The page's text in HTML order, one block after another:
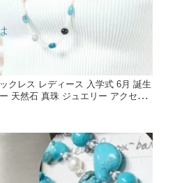
クレス レディース 入学式 6月 誕生
天然石 真珠 ジュエリー アクセサ
40代 50代 60代 ファッション 送